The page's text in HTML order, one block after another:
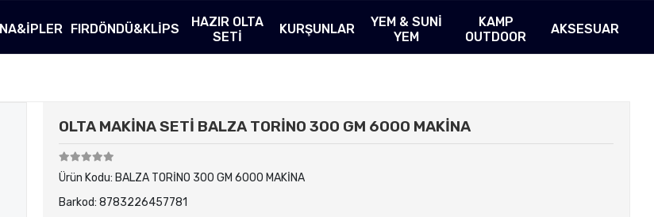
FIRDÖNDÜ&KLİPS
HAZIR OLTA
SETİ
KURŞUNLAR
YEM & SUNİ
YEM
KAMP
OUTDOOR
AKSESUAR
OLTA MAKİNA SETİ BALZA TORİNO 300 GM 6000 MAKİNA
Ürün Kodu: BALZA TORİNO 300 GM 6000 MAKİNA
Barkod: 8783226457781